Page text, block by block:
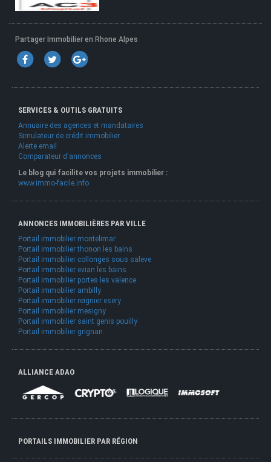
Partager Immobilier en Rhone Alpes
SERVICES & OUTILS GRATUITS
Annuaire des agences et mandataires
Simulateur de crédit immobilier
Alerte email
Comparateur d'annonces
Le blog qui facilite vos projets immobilier :
www.immo-facile.info
ANNONCES IMMOBILIÈRES PAR VILLE
Portail immobilier montelimar
Portail immobilier thonon les bains
Portail immobilier collonges sous saleve
Portail immobilier evian les bains
Portail immobilier portes les valence
Portail immobilier ambilly
Portail immobilier reignier esery
Portail immobilier mesigny
Portail immobilier saint genis pouilly
Portail immobilier grignan
ALLIANCE ADAO
PORTAILS IMMOBILIER PAR RÉGION